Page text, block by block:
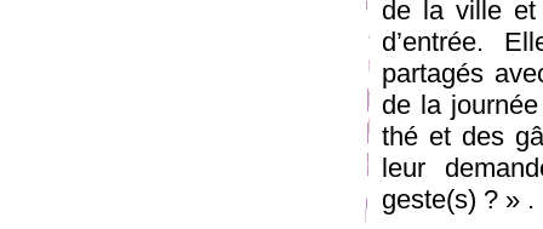
de la ville
d’entrée.
partagés
de la
thé et des
leur
geste(s) ? » .